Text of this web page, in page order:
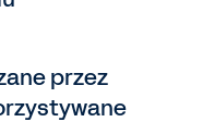
przez